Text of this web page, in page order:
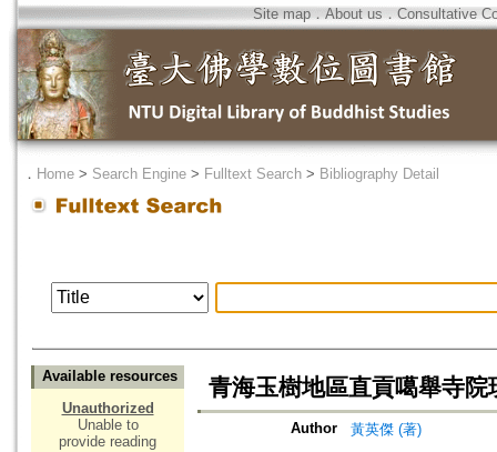
Site map．About us ． Consultative
． Home > Search Engine > Fulltext Search > Bibliography Detail
Available resources
Unauthorized
Unable to
provide reading
青海玉樹地區直貢噶舉寺院
Author
黃英傑 (著)